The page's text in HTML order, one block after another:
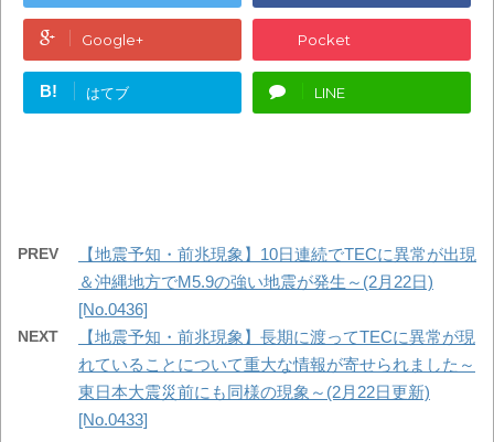
Google+ Pocket
B! はてブ LINE
PREV
【地震予知・前兆現象】10日連続でTECに異常が出現
＆沖縄地方でM5.9の強い地震が発生～(2月22日)
[No.0436]
NEXT
【地震予知・前兆現象】長期に渡ってTECに異常が現
れていることについて重大な情報が寄せられました～
東日本大震災前にも同様の現象～(2月22日更新)
[No.0433]